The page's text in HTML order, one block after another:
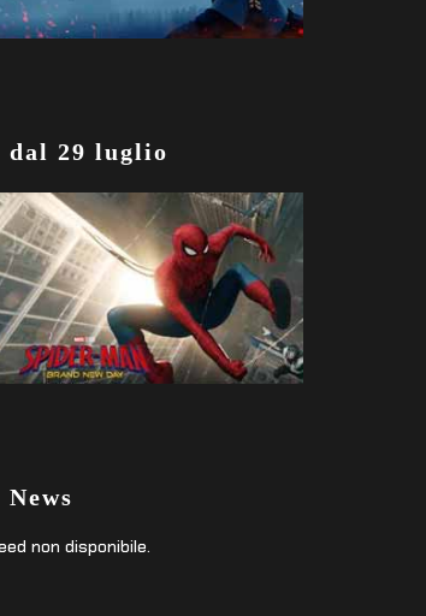
dal 29 luglio
News
non disponibile.